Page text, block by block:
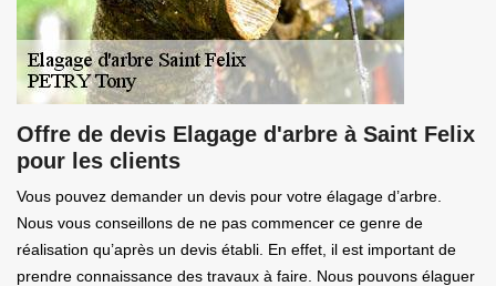
Offre de devis Elagage d'arbre à Saint Felix
pour les clients
Vous pouvez demander un devis pour votre élagage d’arbre.
Nous vous conseillons de ne pas commencer ce genre de
réalisation qu’après un devis établi. En effet, il est important de
prendre connaissance des travaux à faire. Nous pouvons élaguer